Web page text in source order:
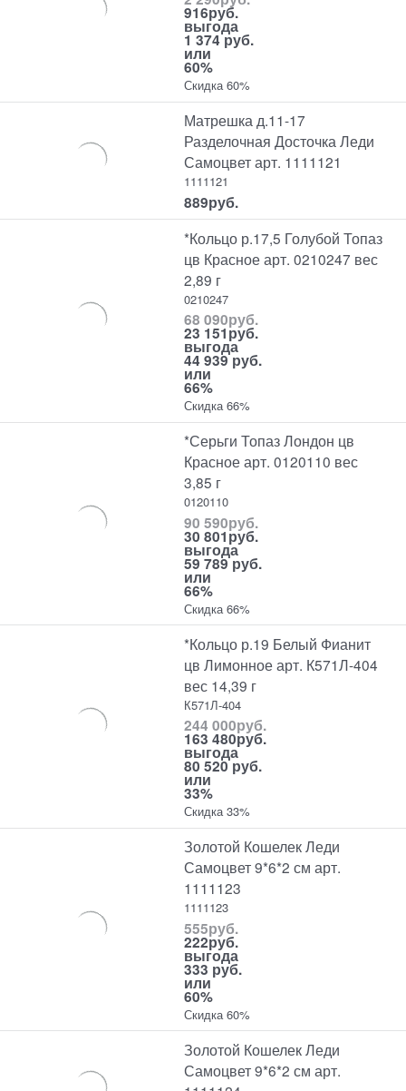
916руб.
выгода
1 374 руб.
или
60%
Скидка 60%
Матрешка д.11-17
Разделочная Досточка Леди
Самоцвет арт. 1111121
1111121
889руб.
*Кольцо р.17,5 Голубой Топаз
цв Красное арт. 0210247 вес
2,89 г
0210247
68 090руб.
23 151руб.
выгода
44 939 руб.
или
66%
Скидка 66%
*Серьги Топаз Лондон цв
Красное арт. 0120110 вес
3,85 г
0120110
90 590руб.
30 801руб.
выгода
59 789 руб.
или
66%
Скидка 66%
*Кольцо р.19 Белый Фианит
цв Лимонное арт. К571Л-404
вес 14,39 г
К571Л-404
244 000руб.
163 480руб.
выгода
80 520 руб.
или
33%
Скидка 33%
Золотой Кошелек Леди
Самоцвет 9*6*2 см арт.
1111123
1111123
555руб.
222руб.
выгода
333 руб.
или
60%
Скидка 60%
Золотой Кошелек Леди
Самоцвет 9*6*2 см арт.